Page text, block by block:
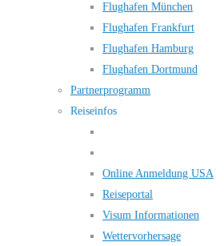
Flughafen München
Flughafen Frankfurt
Flughafen Hamburg
Flughafen Dortmund
Partnerprogramm
Reiseinfos
Online Anmeldung USA
Reiseportal
Visum Informationen
Wettervorhersage